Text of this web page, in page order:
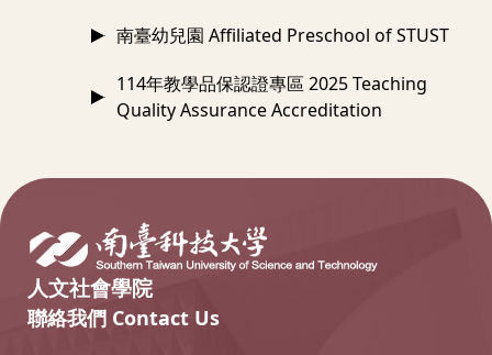
南臺幼兒園 Affiliated Preschool of STUST
114年教學品保認證專區 2025 Teaching
Quality Assurance Accreditation
人文社會學院
聯絡我們 Contact Us